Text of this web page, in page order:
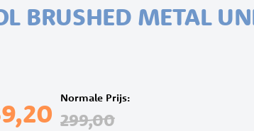
BRUSHED METAL
Normale Prijs
299,00